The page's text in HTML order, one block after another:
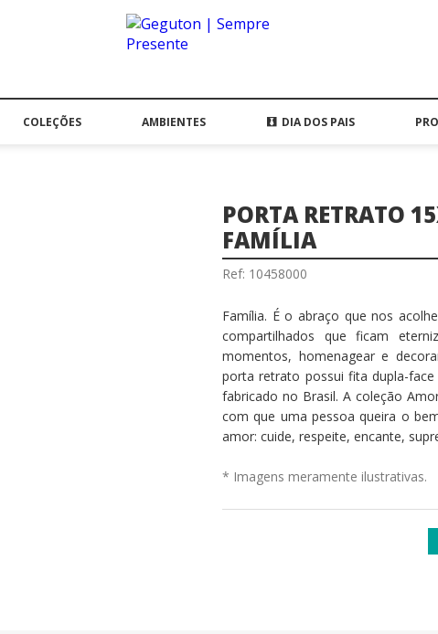
COLEÇÕES AMBIENTES DIA DOS PAIS
PORTA RETRATO
FAMÍLIA
Ref: 10458000
Família. É o abraço que nos
compartilhados que ficam
momentos, homenagear e
porta retrato possui fita dupla-
fabricado no Brasil. A coleção
com que uma pessoa queira o
amor: cuide, respeite, encante,
* Imagens meramente ilustrativas.